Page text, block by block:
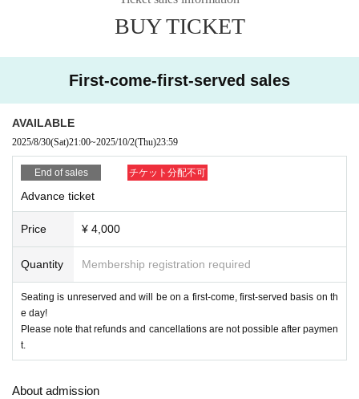
BUY TICKET
First-come-first-served sales
AVAILABLE
2025/8/30(Sat)21:00~2025/10/2(Thu)23:59
End of sales チケット分配不可
Advance ticket
Price ¥ 4,000
Quantity Membership registration required
Seating is unreserved and will be on a first-come, first-served basis on th
e day!
Please note that refunds and cancellations are not possible after paymen
t.
About admission